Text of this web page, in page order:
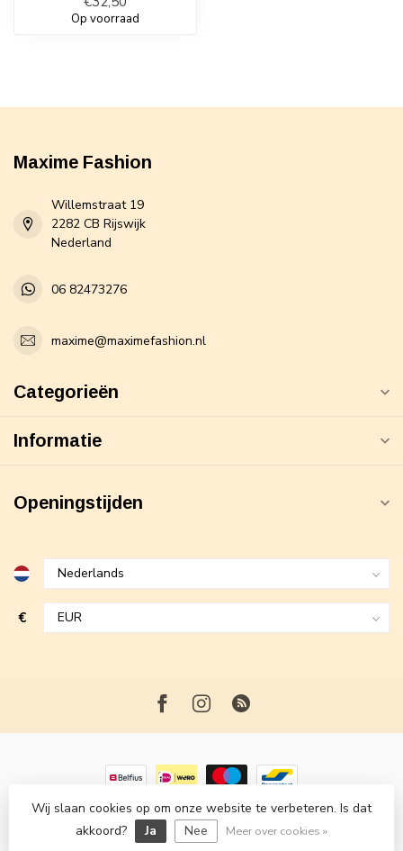
Op voorraad
Maxime Fashion
Willemstraat 19
2282 CB Rijswijk
Nederland
06 82473276
maxime@maximefashion.nl
Categorieën
Informatie
Openingstijden
€
© Copyright 2026 Maxime Fashion- Powered byLightspeed-
Lightspeed design
Dyvelopment
Wij slaan cookies op om onze website te verbeteren. Is dat
akkoord?
Ja Nee Meer over cookies »